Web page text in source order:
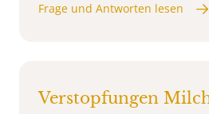
Frage und Antworten lesen
Verstopfungen